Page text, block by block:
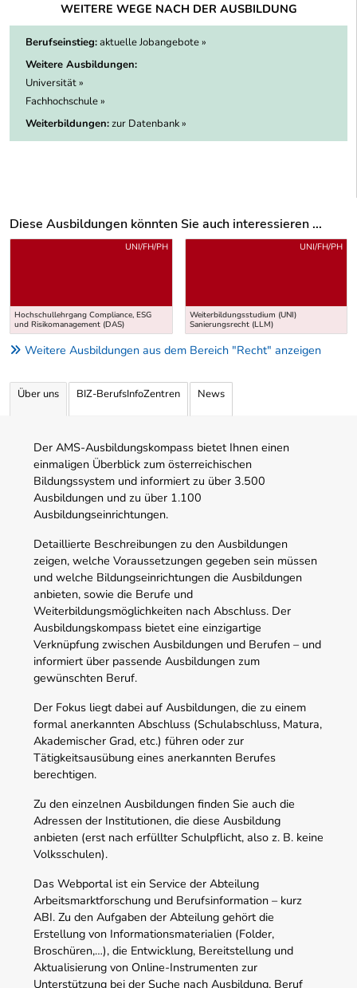
WEITERE WEGE NACH DER AUSBILDUNG
Berufseinstieg:aktuelle Jobangebote »
Weitere Ausbildungen:
Universität »
Fachhochschule »
Weiterbildungen:zur Datenbank »
Diese Ausbildungen könnten Sie auch interessieren ...
Uber weitere Ausbildungsvorschläge
Hochschullehrgang Compliance, ESG
und Risikomanagement (DAS)
UNI/FH/PH
Weiterbildungsstudium (UNI)
Sanierungsrecht (LLM)
UNI/FH/PH
Weitere Ausbildungen aus dem Bereich "Recht" anzeigen
Über uns BIZ-BerufsInfoZentren News
Der AMS-Ausbildungskompass bietet Ihnen einen
einmaligen Überblick zum österreichischen
Bildungssystem und informiert zu über 3.500
Ausbildungen und zu über 1.100
Ausbildungseinrichtungen.
Detaillierte Beschreibungen zu den Ausbildungen
zeigen, welche Voraussetzungen gegeben sein müssen
und welche Bildungseinrichtungen die Ausbildungen
anbieten, sowie die Berufe und
Weiterbildungsmöglichkeiten nach Abschluss. Der
Ausbildungskompass bietet eine einzigartige
Verknüpfung zwischen Ausbildungen und Berufen – und
informiert über passende Ausbildungen zum
gewünschten Beruf.
Der Fokus liegt dabei auf Ausbildungen, die zu einem
formal anerkannten Abschluss (Schulabschluss, Matura,
Akademischer Grad, etc.) führen oder zur
Tätigkeitsausübung eines anerkannten Berufes
berechtigen.
Zu den einzelnen Ausbildungen finden Sie auch die
Adressen der Institutionen, die diese Ausbildung
anbieten (erst nach erfüllter Schulpflicht, also z. B. keine
Volksschulen).
Das Webportal ist ein Service der Abteilung
Arbeitsmarktforschung und Berufsinformation – kurz
ABI. Zu den Aufgaben der Abteilung gehört die
Erstellung von Informationsmaterialien (Folder,
Broschüren,…), die Entwicklung, Bereitstellung und
Aktualisierung von Online-Instrumenten zur
Unterstützung bei der Suche nach Ausbildung, Beruf